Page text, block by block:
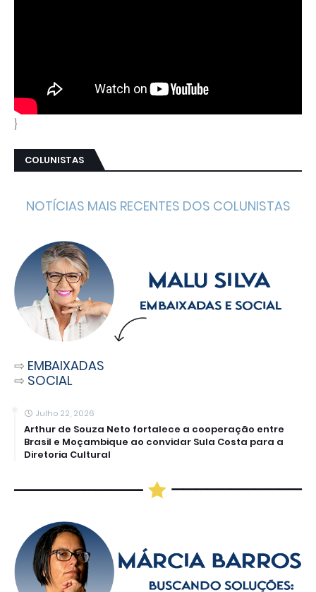
}
COLUNISTAS
NOTÍCIAS MAIS RECENTES DOS COLUNISTAS
⇨ EMBAIXADAS
⇨ SOCIAL
Julho 22, 2026
Arthur de Souza Neto fortalece a cooperação entre
Brasil e Moçambique ao convidar Sula Costa para a
Diretoria Cultural